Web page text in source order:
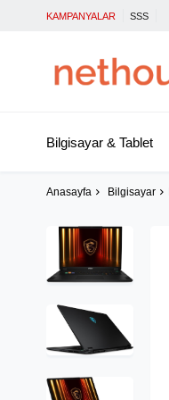
KAMPANYALAR SSS
Bilgisayar & Tablet
Anasayfa Bilgisayar